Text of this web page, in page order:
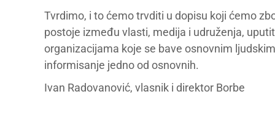
Tvrdimo, i to ćemo trvditi u dopisu koji ćemo
postoje između vlasti, medija i udruženja,
organizacijama koje se bave osnovnim
informisanje jedno od osnovnih.
Ivan Radovanović, vlasnik i direktor Borbe